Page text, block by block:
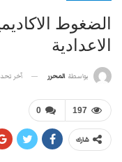
الضغوط
الاعدادية
بواسطة المحرر آخر
0 197
شارك